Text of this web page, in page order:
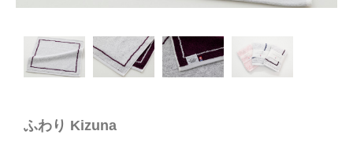
当サイトについて
ふわり Kizuna